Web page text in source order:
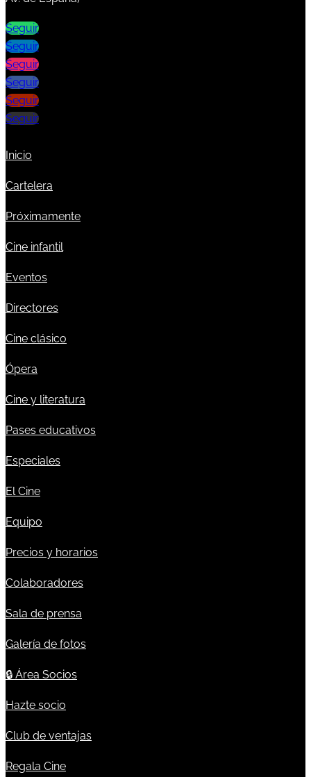
Seguir
Seguir
Seguir
Seguir
Seguir
Seguir
Inicio
Cartelera
Próximamente
Cine infantil
Eventos
Directores
Cine clásico
Ópera
Cine y literatura
Pases educativos
Especiales
El Cine
Equipo
Precios y horarios
Colaboradores
Sala de prensa
Galería de fotos
🔒 Área Socios
Hazte socio
Club de ventajas
Regala Cine